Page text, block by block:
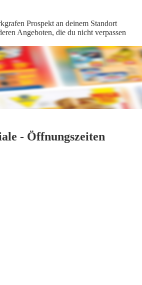
Prospekt an deinem Standort
Angeboten, die du nicht verpassen
- Öffnungszeiten